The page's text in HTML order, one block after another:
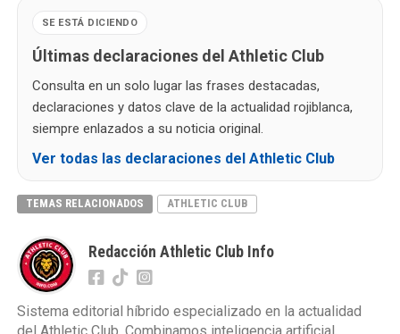
SE ESTÁ DICIENDO
Últimas declaraciones del Athletic Club
Consulta en un solo lugar las frases destacadas,
declaraciones y datos clave de la actualidad rojiblanca,
siempre enlazados a su noticia original.
Ver todas las declaraciones del Athletic Club
TEMAS RELACIONADOS ATHLETIC CLUB
Redacción Athletic Club Info
Sistema editorial híbrido especializado en la actualidad